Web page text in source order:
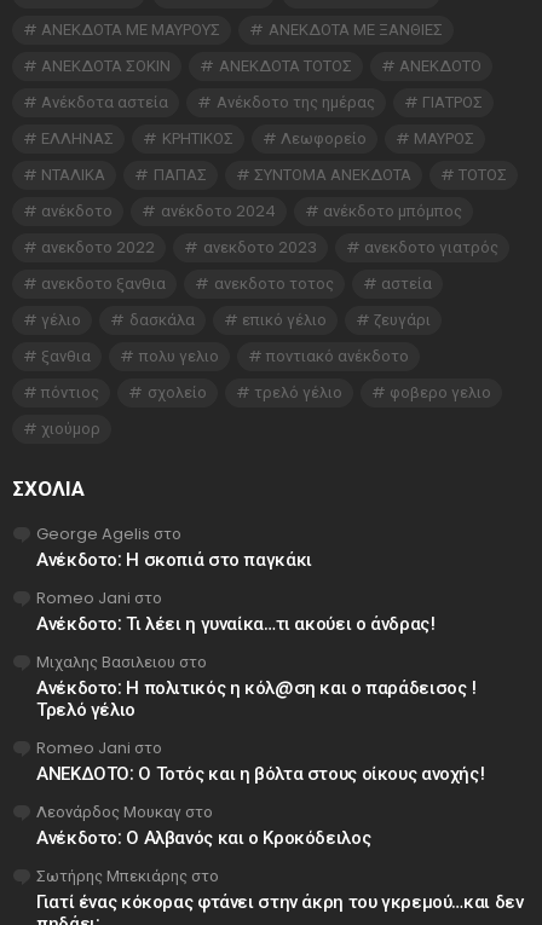
ΑΝΕΚΔΟΤΑ ΜΕ ΜΑΥΡΟΥΣ
ΑΝΕΚΔΟΤΑ ΜΕ ΞΑΝΘΙΕΣ
ΑΝΕΚΔΟΤΑ ΣΟΚΙΝ
ΑΝΕΚΔΟΤΑ ΤΟΤΟΣ
ΑΝΕΚΔΟΤΟ
Ανέκδοτα αστεία
Ανέκδοτο της ημέρας
ΓΙΑΤΡΟΣ
ΕΛΛΗΝΑΣ
ΚΡΗΤΙΚΟΣ Λεωφορείο
ΜΑΥΡΟΣ
ΝΤΑΛΙΚΑ
ΠΑΠΑΣ ΣΥΝΤΟΜΑ ΑΝΕΚΔΟΤΑ
ΤΟΤΟΣ
ανέκδοτο
ανέκδοτο 2024
ανέκδοτο μπόμπος
ανεκδοτο 2022
ανεκδοτο 2023
ανεκδοτο γιατρός
ανεκδοτο ξανθια
ανεκδοτο τοτος
αστεία
γέλιο
δασκάλα επικό γέλιο
ζευγάρι
ξανθια
πολυ γελιο
ποντιακό ανέκδοτο
πόντιος
σχολείο τρελό γέλιο
φοβερο γελιο
χιούμορ
ΣΧΌΛΙΑ
George Agelis στο
Ανέκδοτο: Η σκοπιά στο παγκάκι
Romeo Jani στο
Ανέκδοτο: Τι λέει η γυναίκα…τι ακούει ο άνδρας!
Μιχαλης Βασιλειου στο
Ανέκδοτο: Η πολιτικός η κόλ@ση και ο παράδεισος !
Τρελό γέλιο
Romeo Jani στο
ΑΝΕΚΔΟΤΟ: Ο Τοτός και η βόλτα στους οίκους ανοχής!
Λεονάρδος Μουκαγ στο
Ανέκδοτο: Ο Αλβανός και ο Κροκόδειλος
Σωτήρης Μπεκιάρης στο
Γιατί ένας κόκορας φτάνει στην άκρη του γκρεμού…και δεν